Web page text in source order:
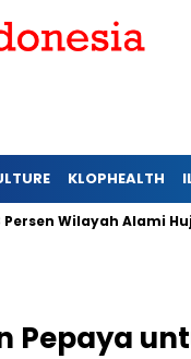
KLOPHEALTH
Alami Hujan di
Pepaya